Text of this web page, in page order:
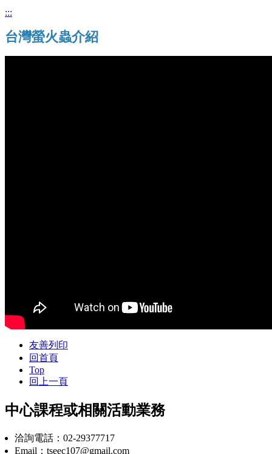
:::
台灣螢火蟲介紹
友善列印
回首頁
Top
回上一頁
中心課程或相關活動業務
洽詢電話：02-29377717
Email：tseec107@gmail.com